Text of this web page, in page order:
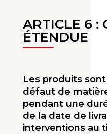
ARTICLE 6 :
ÉTENDUE
Les produits
défaut de
pendant une
de la date de
interventions au